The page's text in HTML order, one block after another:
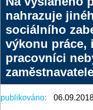
nahrazuje
sociálního
výkonu práce,
pracovníci
publikováno: